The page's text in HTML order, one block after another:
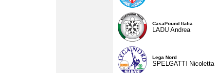
CasaPound Italia
LADU Andrea
Lega Nord
SPELGATTI Nicoletta